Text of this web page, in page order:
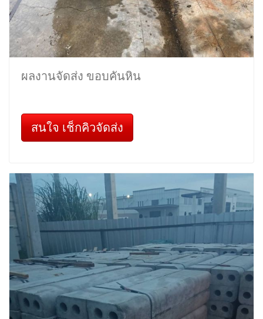
ผลงานจัดส่ง ขอบคันหิน
สนใจ เช็กคิวจัดส่ง